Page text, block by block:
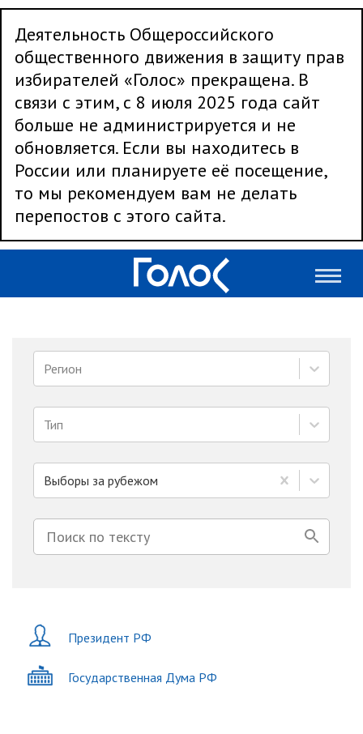
Деятельность Общероссийского
общественного движения в защиту прав
избирателей «Голос» прекращена. В
связи с этим, с 8 июля 2025 года сайт
больше не администрируется и не
обновляется. Если вы находитесь в
России или планируете её посещение,
то мы рекомендуем вам не делать
перепостов с этого сайта.
Регион
Тип
Выборы за рубежом
Президент РФ
Государственная Дума РФ